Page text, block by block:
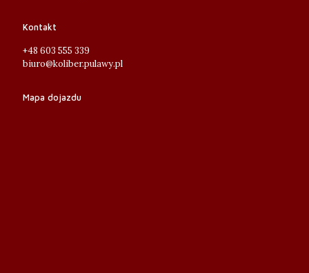
Kontakt
+48 603 555 339
biuro@koliber.pulawy.pl
Mapa dojazdu